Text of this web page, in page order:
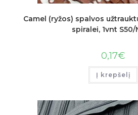
Camel (ryžos) spalvos
spiralei, 1vnt S50/
0,17€
Į krepšelį